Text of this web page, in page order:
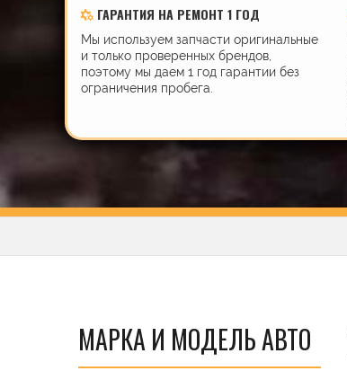
ГАРАНТИЯ НА РЕМОНТ 1 ГОД
Мы используем запчасти оригинальные
и только проверенных брендов,
поэтому мы даем 1 год гарантии без
ограничения пробега.
МАРКА И МОДЕЛЬ АВТО